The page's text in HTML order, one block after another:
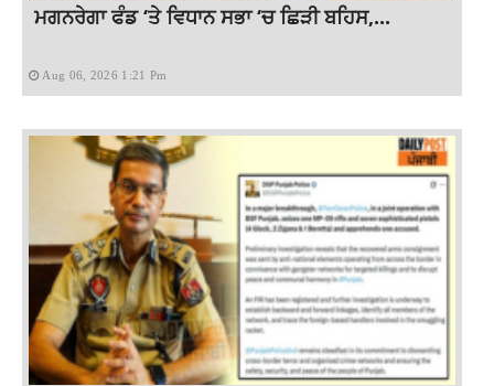
ਮਗਨਰੇਗਾ ਫੰਡ ‘ਤੇ ਵਿਧਾਨ ਸਭਾ ‘ਚ ਛਿੜੀ ਬਹਿਸ,...
Aug 06, 2026 1:21 Pm